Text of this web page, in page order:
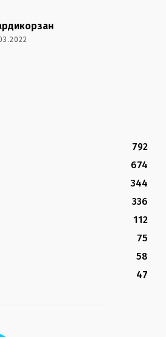
792
674
344
336
112
75
58
47